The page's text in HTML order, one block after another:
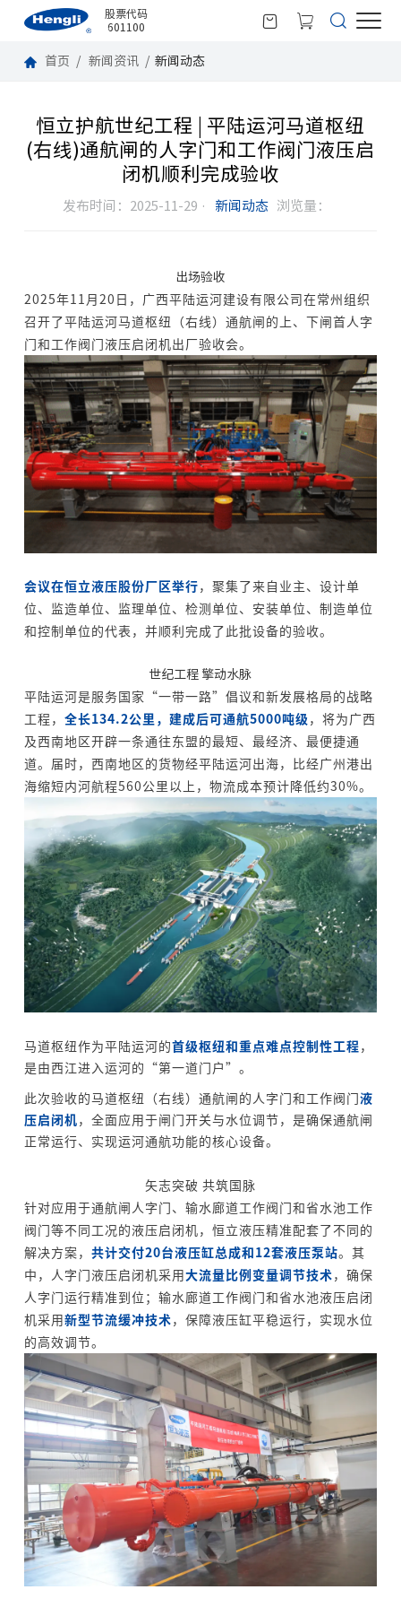
股票代码
601100
首页 新闻资讯 新闻动态
恒立护航世纪工程 | 平陆运河马道枢纽
(右线)通航闸的人字门和工作阀门液压启
闭机顺利完成验收
发布时间：2025-11-29 · 新闻动态 浏览量：
出场验收
2025年11月20日，广西平陆运河建设有限公司在常州组织
召开了平陆运河马道枢纽（右线）通航闸的上、下闸首人字
门和工作阀门液压启闭机出厂验收会。
会议在恒立液压股份厂区举行，聚集了来自业主、设计单
位、监造单位、监理单位、检测单位、安装单位、制造单位
和控制单位的代表，并顺利完成了此批设备的验收。
世纪工程 擎动水脉
平陆运河是服务国家“一带一路”倡议和新发展格局的战略
工程， 全长134.2公里，建成后可通航5000吨级，将为广西
及西南地区开辟一条通往东盟的最短、最经济、最便捷通
道。届时，西南地区的货物经平陆运河出海，比经广州港出
海缩短内河航程560公里以上，物流成本预计降低约30%。
马道枢纽作为平陆运河的首级枢纽和重点难点控制性工程，
是由西江进入运河的“第一道门户”。
此次验收的马道枢纽（右线）通航闸的人字门和工作阀门液
压启闭机，全面应用于闸门开关与水位调节，是确保通航闸
正常运行、实现运河通航功能的核心设备。
矢志突破 共筑国脉
针对应用于通航闸人字门、输水廊道工作阀门和省水池工作
阀门等不同工况的液压启闭机，恒立液压精准配套了不同的
解决方案， 共计交付20台液压缸总成和12套液压泵站。其
中，人字门液压启闭机采用大流量比例变量调节技术，确保
人字门运行精准到位；输水廊道工作阀门和省水池液压启闭
机采用新型节流缓冲技术，保障液压缸平稳运行，实现水位
的高效调节。